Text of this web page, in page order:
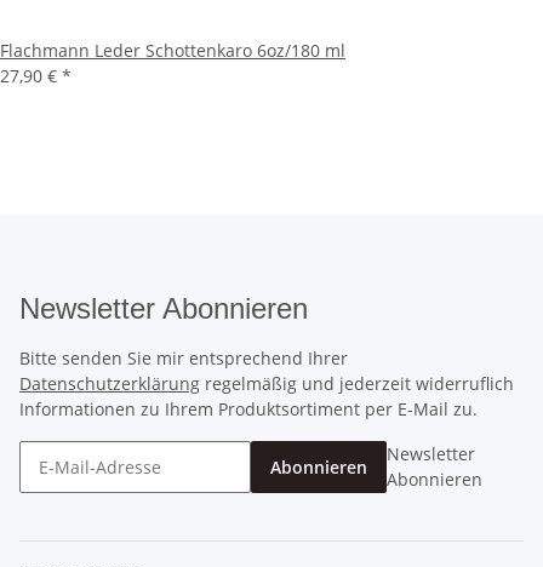
Flachmann Leder Schottenkaro 6oz/180 ml
27,90 € *
Newsletter Abonnieren
Bitte senden Sie mir entsprechend Ihrer
Datenschutzerklärung regelmäßig und jederzeit widerruflich
Informationen zu Ihrem Produktsortiment per E-Mail zu.
Abonnieren
Newsletter
Abonnieren